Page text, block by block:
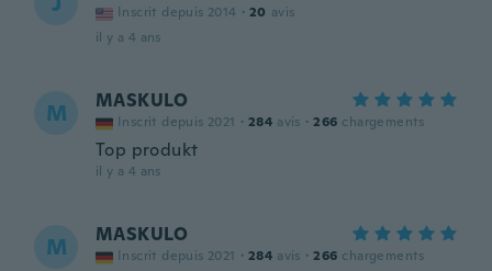
Inscrit depuis 2014 · 20 avis
il y a 4 ans
M MASKULO
Inscrit depuis 2021 · 284 avis · 266 chargements
Top produkt
il y a 4 ans
M MASKULO
Inscrit depuis 2021 · 284 avis · 266 chargements